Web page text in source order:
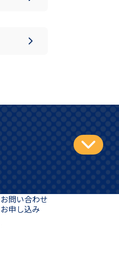
お問い合わせ
お申し込み